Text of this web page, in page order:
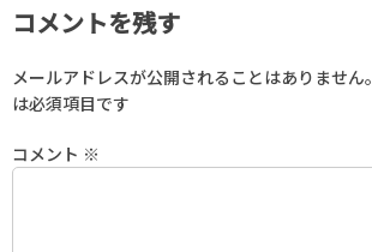
コメントを残す
メールアドレスが公開されることはありません。
は必須項目です
コメント ※